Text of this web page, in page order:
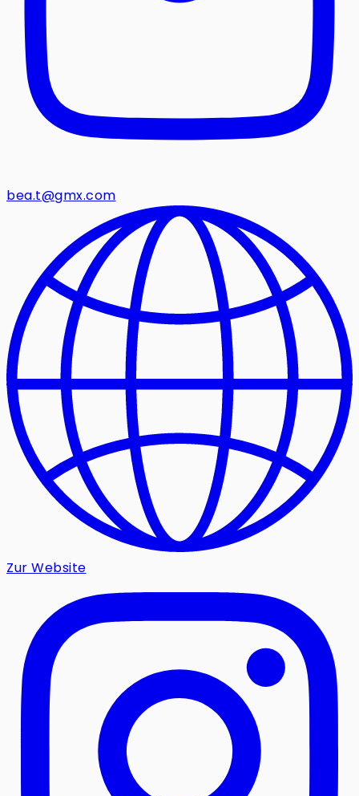
bea.t@gmx.com
Zur Website